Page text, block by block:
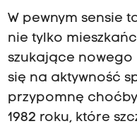
W pewnym sensie
nie tylko
szukające nowego
się na aktywność
przypomnę
1982 roku, które